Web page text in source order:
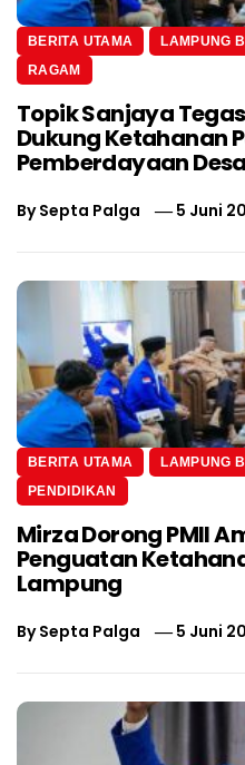
BERITA UTAMA LAMPUNG
RAGAM
Topik Sanjaya
Dukung Ketahanan
Pemberdayaan Desa
BySepta Palga 5 Juni
BERITA UTAMA LAMPUNG
PENDIDIKAN
Mirza Dorong PMII
Penguatan
Lampung
BySepta Palga 5 Juni